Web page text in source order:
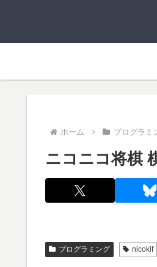
ホーム プログラミ
ニコニコ将棋
プログラミング nicokif